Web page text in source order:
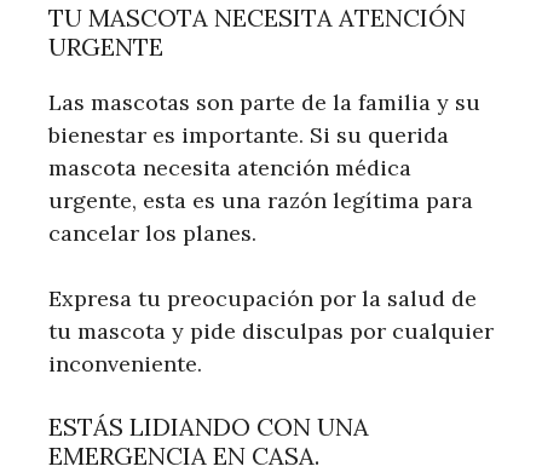
TU MASCOTA NECESITA ATENCIÓN
URGENTE
Las mascotas son parte de la familia y su
bienestar es importante. Si su querida
mascota necesita atención médica
urgente, esta es una razón legítima para
cancelar los planes.
Expresa tu preocupación por la salud de
tu mascota y pide disculpas por cualquier
inconveniente.
ESTÁS LIDIANDO CON UNA
EMERGENCIA EN CASA.